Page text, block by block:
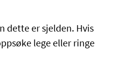
dette er sjelden. Hvis
lege eller ringe